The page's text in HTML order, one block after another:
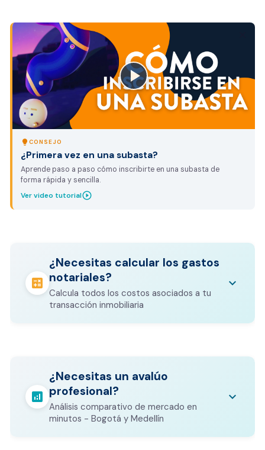
lightbulb CONSEJO
¿Primera vez en una subasta?
Aprende paso a paso cómo inscribirte en una subasta de
forma rápida y sencilla.
Ver video tutorialplay_circle_outline
calculate
¿Necesitas calcular los gastos
notariales?
Calcula todos los costos asociados a tu
transacción inmobiliaria
keyboard_arrow_down
Los gastos notariales incluyen
otros costos legales que varían según el
valor del inmueble.
CALCULADORA DE GASTOS NOTARIALES
analytics
¿Necesitas un avalúo
profesional?
Análisis comparativo de mercado en
minutos - Bogotá y Medellín
keyboard_arrow_down